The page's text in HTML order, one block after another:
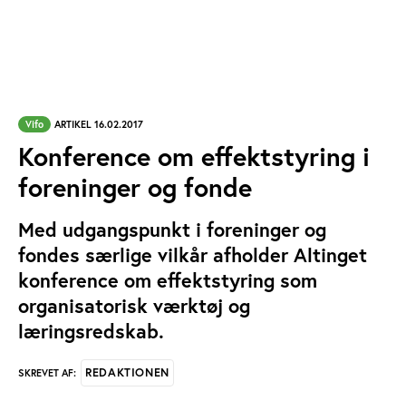
Vifo ARTIKEL 16.02.2017
Konference om effektstyring i
foreninger og fonde
Med udgangspunkt i foreninger og
fondes særlige vilkår afholder Altinget
konference om effektstyring som
organisatorisk værktøj og
læringsredskab.
SKREVET AF: REDAKTIONEN